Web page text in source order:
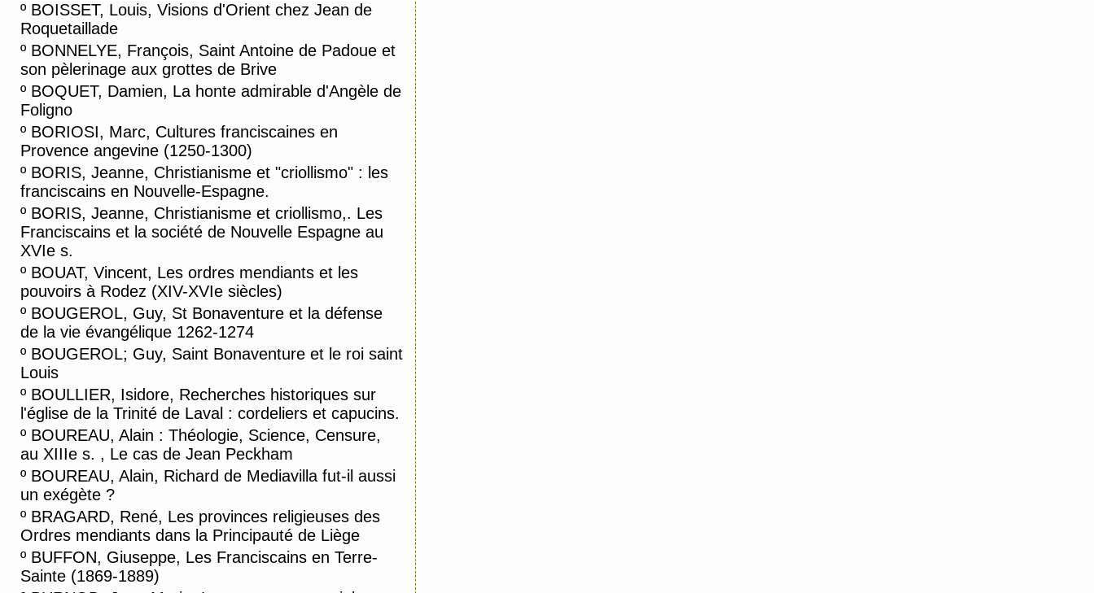
º BOISSET, Louis, Visions d'Orient chez Jean de
Roquetaillade
º BONNELYE, François, Saint Antoine de Padoue et
son pèlerinage aux grottes de Brive
º BOQUET, Damien, La honte admirable d'Angèle de
Foligno
º BORIOSI, Marc, Cultures franciscaines en
Provence angevine (1250-1300)
º BORIS, Jeanne, Christianisme et "criollismo" : les
franciscains en Nouvelle-Espagne.
º BORIS, Jeanne, Christianisme et criollismo,. Les
Franciscains et la société de Nouvelle Espagne au
XVIe s.
º BOUAT, Vincent, Les ordres mendiants et les
pouvoirs à Rodez (XIV-XVIe siècles)
º BOUGEROL, Guy, St Bonaventure et la défense
de la vie évangélique 1262-1274
º BOUGEROL; Guy, Saint Bonaventure et le roi saint
Louis
º BOULLIER, Isidore, Recherches historiques sur
l'église de la Trinité de Laval : cordeliers et capucins.
º BOUREAU, Alain : Théologie, Science, Censure,
au XIIIe s. , Le cas de Jean Peckham
º BOUREAU, Alain, Richard de Mediavilla fut-il aussi
un exégète ?
º BRAGARD, René, Les provinces religieuses des
Ordres mendiants dans la Principauté de Liège
º BUFFON, Giuseppe, Les Franciscains en Terre-
Sainte (1869-1889)